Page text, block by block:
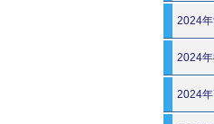
2024年
2024年
2024年